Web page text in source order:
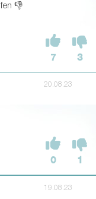
👎
7 3
20.08.23
0 1
19.08.23